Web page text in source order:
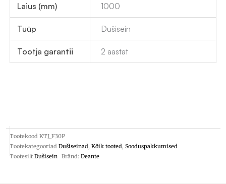
Laius (mm) 1000
Tüüp Dušisein
Tootja garantii 2 aastat
Tootekood KTJ_F30P
Tootekategooriad Dušiseinad, Kõik tooted, Sooduspakkumised
Tootesilt Dušisein Bränd: Deante